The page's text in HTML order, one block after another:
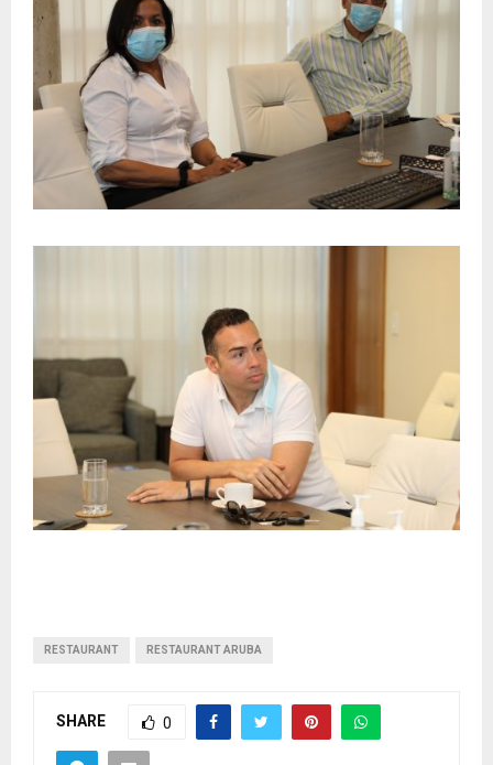
RESTAURANT RESTAURANT ARUBA
SHARE 0